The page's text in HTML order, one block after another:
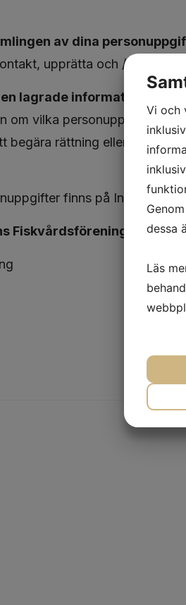
av dina
upprätta och / eller
lagrade informationen
om vilka personuppgifter vi
begära rättning eller radering
finns på
Fiskvårdsförening
Vi och
dessa
Läs